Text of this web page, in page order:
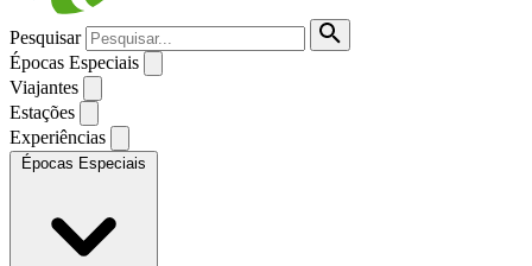
Pesquisar
Épocas Especiais
Viajantes
Estações
Experiências
Épocas Especiais